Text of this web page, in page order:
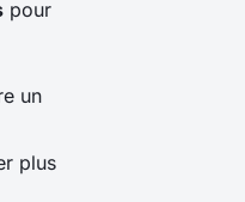
pour
un
plus